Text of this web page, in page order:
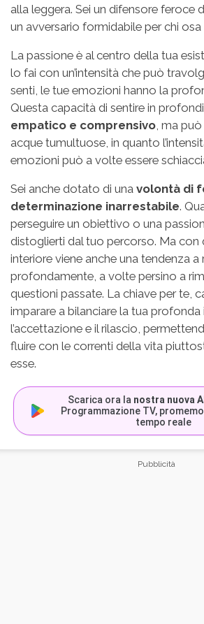
alla leggera. Sei un difensore feroce
un avversario formidabile per chi osa
La passione è al centro della tua
lo fai con un’intensità che può
senti, le tue emozioni hanno la
Questa capacità di sentire in
empatico e comprensivo, ma
acque tumultuose, in quanto
emozioni può a volte essere
Sei anche dotato di una volontà di
determinazione inarrestabile.
perseguire un obiettivo o una
distoglierti dal tuo percorso. Ma con
interiore viene anche una tendenza a
profondamente, a volte persino a
questioni passate. La chiave per te,
imparare a bilanciare la tua
l’accettazione e il rilascio,
fluire con le correnti della vita
esse.
Scarica ora la nostra nuova
Programmazione TV,
tempo reale